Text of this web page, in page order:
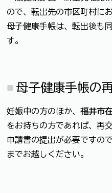
ので、転出先の市区町村に
母子健康手帳は、転出後も
す。
母子健康手帳の
妊娠中の方のほか、 福井市
をお持ちの方であれば、再
申請書の提出が必要ですの
までお越しください。